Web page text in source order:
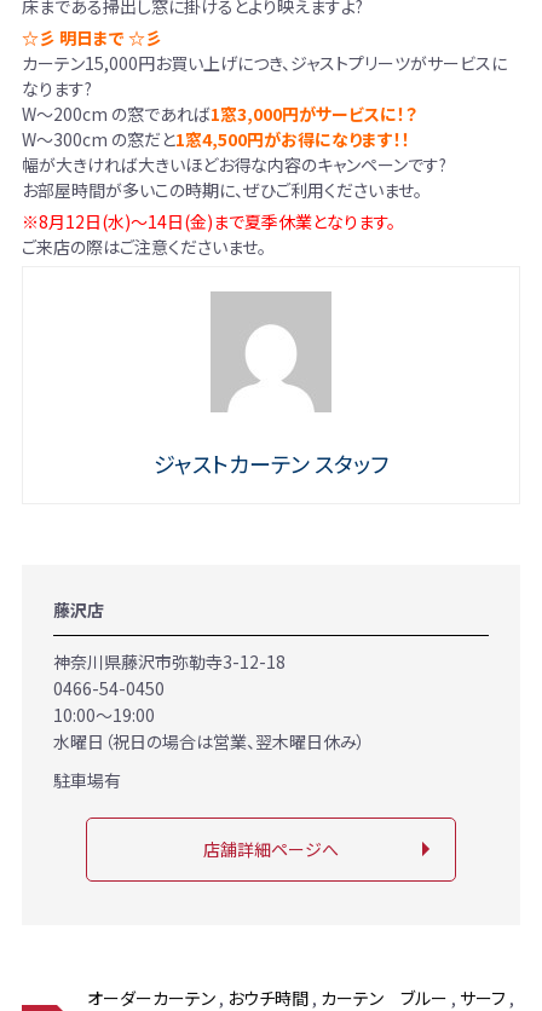
床まである掃出し窓に掛けるとより映えますよ?
☆彡 明日まで ☆彡
カーテン15,000円お買い上げにつき、ジャストプリーツがサービスに
なります?
W～200cm の窓であれば1窓3,000円がサービスに！？
W～300cm の窓だと1窓4,500円がお得になります！！
幅が大きければ大きいほどお得な内容のキャンペーンです?
お部屋時間が多いこの時期に、ぜひご利用くださいませ。
※8月12日(水)～14日(金)まで夏季休業となります。
ご来店の際はご注意くださいませ。
ジャストカーテン スタッフ
藤沢店
神奈川県藤沢市弥勒寺3-12-18
0466-54-0450
10:00～19:00
水曜日（祝日の場合は営業、翌木曜日休み）
駐車場有
店舗詳細ページへ
オーダーカーテン, おウチ時間, カーテン ブルー , サーフ ,